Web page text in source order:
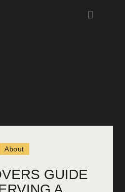
About
GUIDE